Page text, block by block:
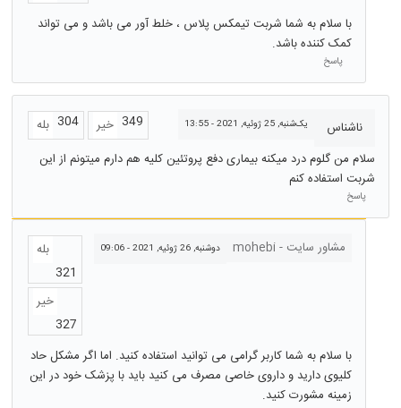
با سلام به شما شربت تیمکس پلاس ، خلط آور می باشد و می تواند
کمک کننده باشد.
پاسخ
ناشناس یک‌شنبه, 25 ژوئیه, 2021 - 13:55 بله 304 خیر 349
سلام من گلوم درد میکنه بیماری دفع پروتئین کلیه هم دارم میتونم از این
شربت استفاده کنم
پاسخ
مشاور سایت - mohebi دوشنبه, 26 ژوئیه, 2021 - 09:06
بله
321
خیر
327
با سلام به شما کاربر گرامی می توانید استفاده کنید. اما اگر مشکل حاد
کلیوی دارید و داروی خاصی مصرف می کنید باید با پزشک خود در این
زمینه مشورت کنید.